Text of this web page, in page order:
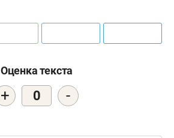
Оценка текста
+ 0 -